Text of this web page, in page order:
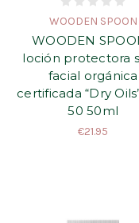
WOODEN SPOON
WOODEN
loción protectora
facial orgánica
certificada “Dry
50 50ml
€21.95